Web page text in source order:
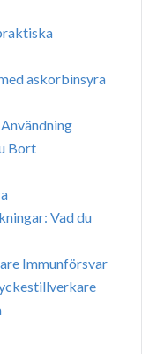
askorbinsyra
Bort
Vad du
Immunförsvar